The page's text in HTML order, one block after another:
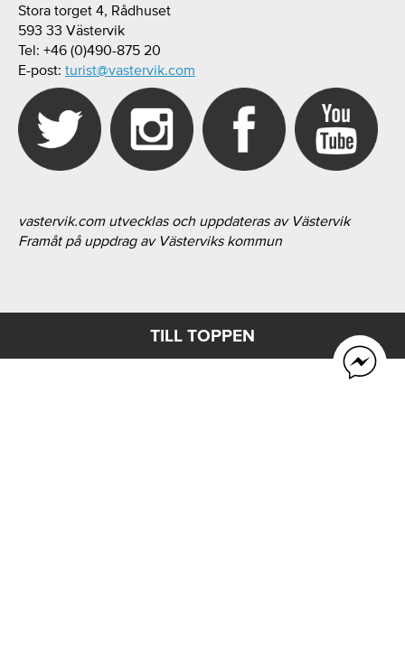
Stora torget 4, Rådhuset
593 33 Västervik
Tel: +46 (0)490-875 20
E-post: turist@vastervik.com
vastervik.com utvecklas och uppdateras av Västervik
Framåt på uppdrag av Västerviks kommun
TILL TOPPEN